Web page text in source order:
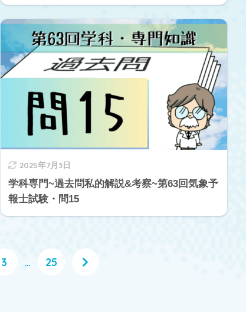
2025年7月3日
学科専門~過去問私的解説&考察~第63回気象予
報士試験・問15
3 … 25